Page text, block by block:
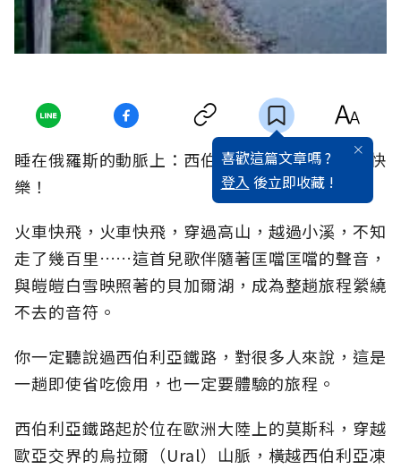
喜歡這篇文章嗎 ?
登入 後立即收藏 !
睡在俄羅斯的動脈上：西伯利亞鐵路一百歲生日快
樂！
火車快飛，火車快飛，穿過高山，越過小溪，不知
走了幾百里……這首兒歌伴隨著匡噹匡噹的聲音，
與皚皚白雪映照著的貝加爾湖，成為整趟旅程縈繞
不去的音符。
你一定聽說過西伯利亞鐵路，對很多人來說，這是
一趟即使省吃儉用，也一定要體驗的旅程。
西伯利亞鐵路起於位在歐洲大陸上的莫斯科，穿越
歐亞交界的烏拉爾（Ural）山脈，橫越西伯利亞凍